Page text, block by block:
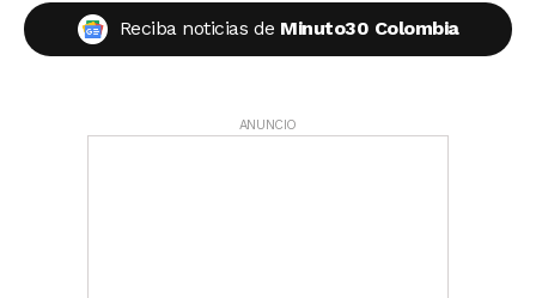
Reciba noticias de Minuto30 Colombia
ANUNCIO